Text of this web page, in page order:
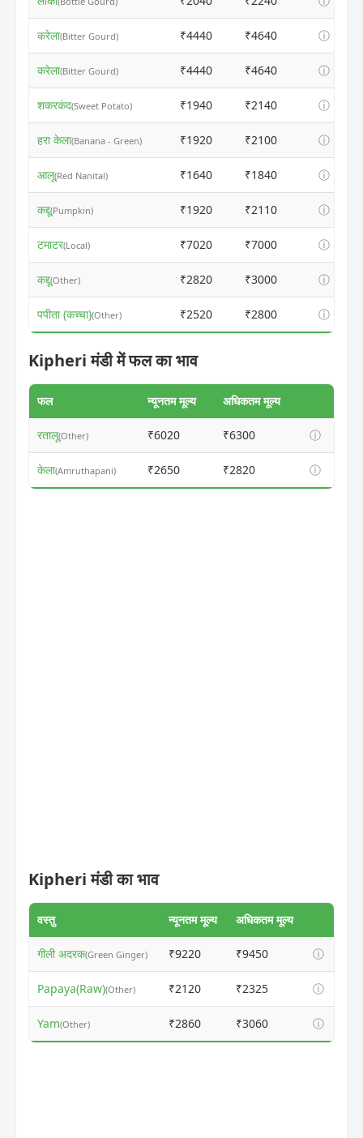
करेला(Bitter Gourd) ₹4440 ₹4640 ⓘ
करेला(Bitter Gourd) ₹4440 ₹4640 ⓘ
शकरकंद(Sweet Potato) ₹1940 ₹2140 ⓘ
हरा केला(Banana - Green) ₹1920 ₹2100 ⓘ
आलू(Red Nanital) ₹1640 ₹1840 ⓘ
कद्दू(Pumpkin) ₹1920 ₹2110 ⓘ
टमाटर(Local) ₹7020 ₹7000 ⓘ
कद्दू(Other) ₹2820 ₹3000 ⓘ
पपीता (कच्चा)(Other) ₹2520 ₹2800 ⓘ
Kipheri मंडी में फल का भाव
फल न्यूनतम मूल्य अधिकतम मूल्य
रतालू(Other) ₹6020 ₹6300 ⓘ
केला(Amruthapani) ₹2650 ₹2820 ⓘ
Kipheri मंडी का भाव
वस्तु न्यूनतम मूल्य अधिकतम मूल्य
गीली अदरक(Green Ginger) ₹9220 ₹9450 ⓘ
Papaya(Raw)(Other) ₹2120 ₹2325 ⓘ
Yam(Other) ₹2860 ₹3060 ⓘ